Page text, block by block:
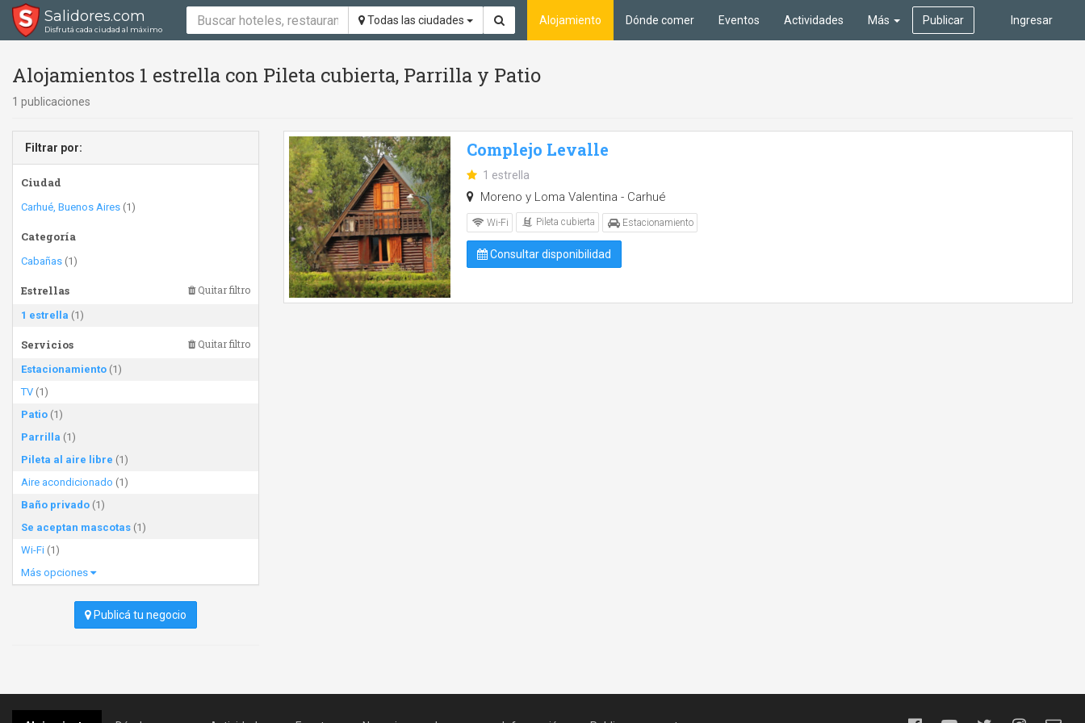
Salidores.com
Disfrutá cada ciudad al máximo
Todas las ciudades Ingresar
Alojamiento Dónde comer Eventos Actividades Más Publicar
Alojamientos 1 estrella con Pileta cubierta, Parrilla y Patio
1 publicaciones
Filtrar por:
Ciudad
Carhué, Buenos Aires (1)
Categoría
Cabañas (1)
Estrellas Quitar filtro
1 estrella (1)
Servicios Quitar filtro
Estacionamiento (1)
TV (1)
Patio (1)
Parrilla (1)
Pileta al aire libre (1)
Aire acondicionado (1)
Baño privado (1)
Se aceptan mascotas (1)
Wi-Fi (1)
Más opciones
Publicá tu negocio
Complejo Levalle
1 estrella
Moreno y Loma Valentina - Carhué
Wi-Fi Pileta cubierta Estacionamiento
Consultar disponibilidad